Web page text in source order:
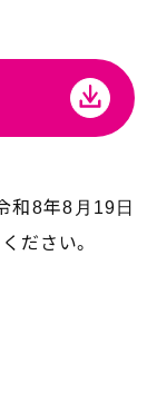
和8年8月19日
ださい。